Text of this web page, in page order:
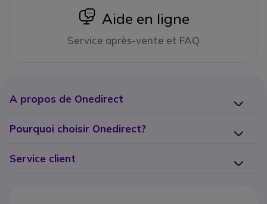
icon
Aide en ligne
Service après-vente et FAQ
A propos de Onedirect
Pourquoi choisir Onedirect?
Service client